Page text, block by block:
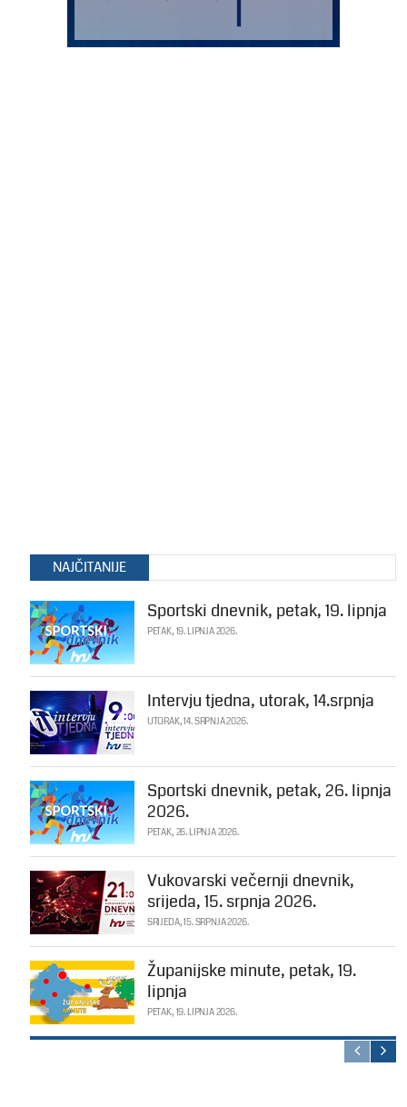
NAJČITANIJE
Sportski dnevnik, petak, 19. lipnja
PETAK, 19. LIPNJA 2026.
Intervju tjedna, utorak, 14.srpnja
UTORAK, 14. SRPNJA 2026.
Sportski dnevnik, petak, 26. lipnja
2026.
PETAK, 26. LIPNJA 2026.
Vukovarski večernji dnevnik,
srijeda, 15. srpnja 2026.
SRIJEDA, 15. SRPNJA 2026.
Županijske minute, petak, 19.
lipnja
PETAK, 19. LIPNJA 2026.